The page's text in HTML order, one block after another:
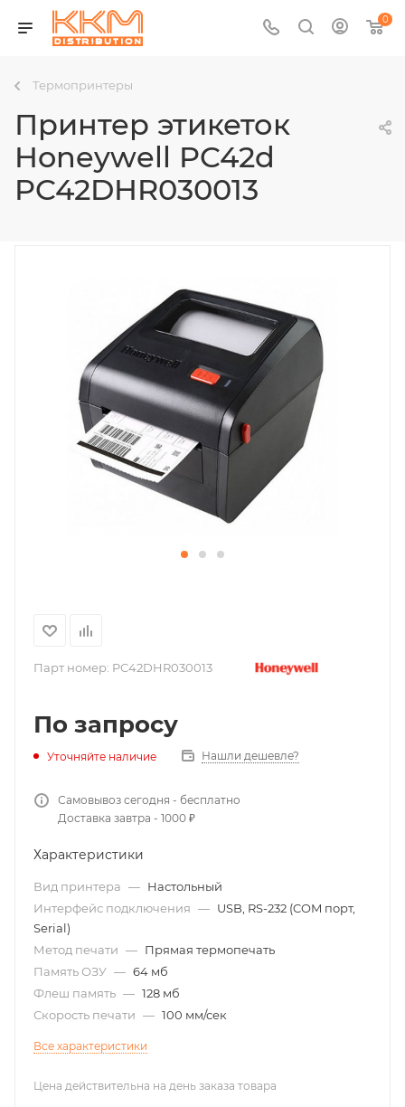
0
Термопринтеры
Принтер этикеток
Honeywell PC42d
PC42DHR030013
Парт номер: PC42DHR030013
По запросу
Уточняйте наличие Нашли дешевле?
Самовывоз сегодня - бесплатно
Доставка завтра - 1000 ₽
Характеристики
Вид принтера — Настольный
Интерфейс подключения — USB, RS-232 (COM порт,
Serial)
Метод печати — Прямая термопечать
Память ОЗУ — 64 мб
Флеш память — 128 мб
Скорость печати — 100 мм/сек
Все характеристики
Цена действительна на день заказа товара